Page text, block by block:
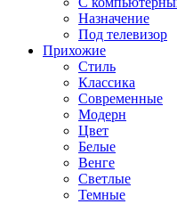
Назначение
Под телевизор
Прихожие
Стиль
Классика
Современные
Модерн
Цвет
Белые
Венге
Светлые
Темные